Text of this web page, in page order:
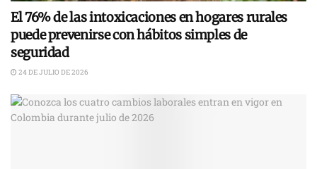
El 76% de las intoxicaciones en hogares rurales
puede prevenirse con hábitos simples de
seguridad
24 DE JULIO DE 2026